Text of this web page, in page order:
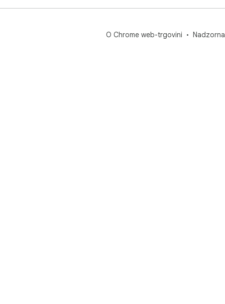
O Chrome web-trgovini